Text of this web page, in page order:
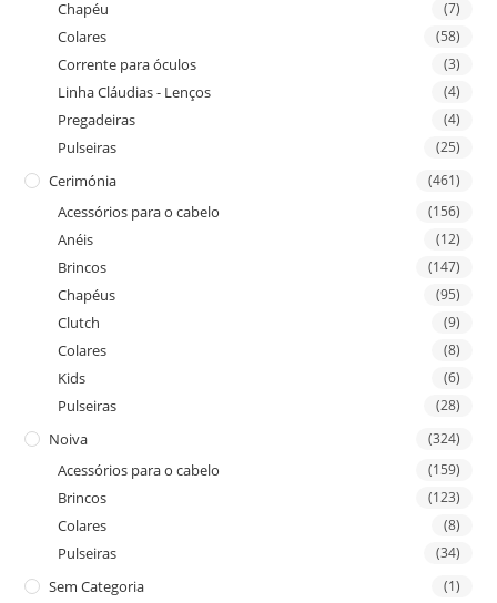
Chapéu (7)
Colares (58)
Corrente para óculos (3)
Linha Cláudias - Lenços (4)
Pregadeiras (4)
Pulseiras (25)
Cerimónia (461)
Acessórios para o cabelo (156)
Anéis (12)
Brincos (147)
Chapéus (95)
Clutch (9)
Colares (8)
Kids (6)
Pulseiras (28)
Noiva (324)
Acessórios para o cabelo (159)
Brincos (123)
Colares (8)
Pulseiras (34)
Sem Categoria (1)